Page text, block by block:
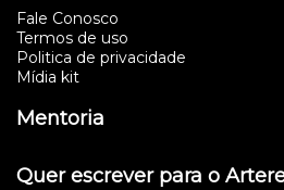
Fale Conosco
Termos de uso
Politica de privacidade
Mídia kit
Mentoria
Quer escrever para o